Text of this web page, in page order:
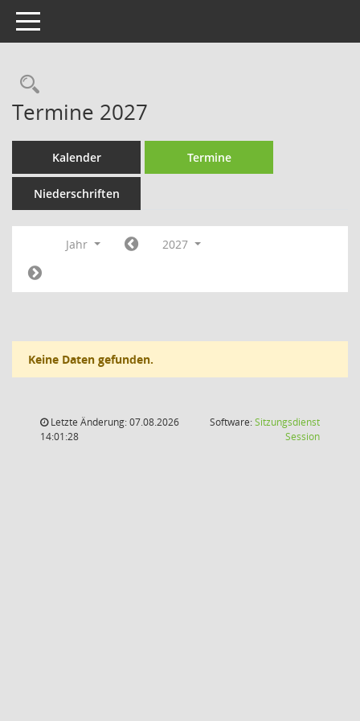
Toggle navigation
Rechercheauswahl
Termine 2027
Kalender Termine
Niederschriften
Jahr 2027
Keine Daten gefunden.
Letzte Änderung: 07.08.2026
14:01:28
Software:Sitzungsdienst
Session(Wird in